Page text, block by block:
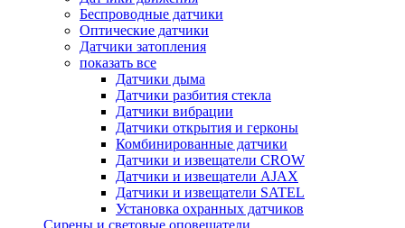
Беспроводные датчики
Оптические датчики
Датчики затопления
показать все
Датчики дыма
Датчики разбития стекла
Датчики вибрации
Датчики открытия и герконы
Комбинированные датчики
Датчики и извещатели CROW
Датчики и извещатели AJAX
Датчики и извещатели SATEL
Установка охранных датчиков
Сирены и световые оповещатели